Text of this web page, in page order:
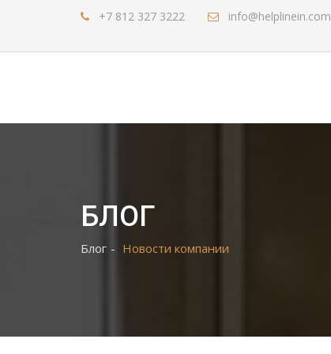
+7 812 327 3222 info@helplinein.com
БЛОГ
Блог Новости компании